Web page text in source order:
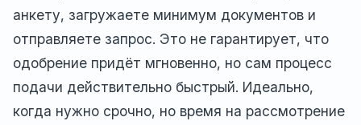
анкету, загружаете минимум документов и
отправляете запрос. Это не гарантирует, что
одобрение придёт мгновенно, но сам процесс
подачи действительно быстрый. Идеально,
когда нужно срочно, но время на рассмотрение